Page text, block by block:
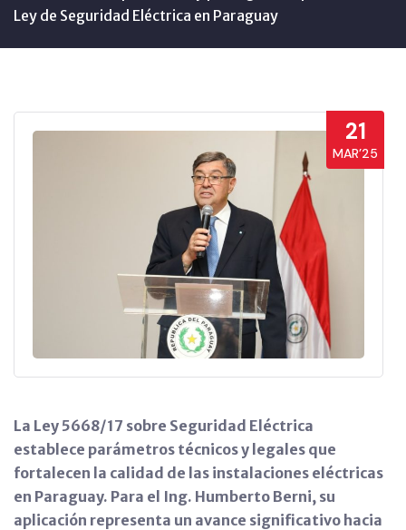
Ley de Seguridad Eléctrica en Paraguay
21
MAR’25
La Ley 5668/17 sobre Seguridad Eléctrica
establece parámetros técnicos y legales que
fortalecen la calidad de las instalaciones eléctricas
en Paraguay. Para el Ing. Humberto Berni, su
aplicación representa un avance significativo hacia